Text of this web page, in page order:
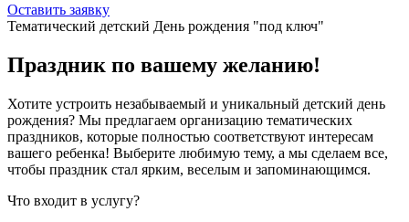
Оставить заявку
Тематический детский День рождения "под ключ"
Праздник по вашему желанию!
Хотите устроить незабываемый и уникальный детский день
рождения? Мы предлагаем организацию тематических
праздников, которые полностью соответствуют интересам
вашего ребенка! Выберите любимую тему, а мы сделаем все,
чтобы праздник стал ярким, веселым и запоминающимся.
Что входит в услугу?